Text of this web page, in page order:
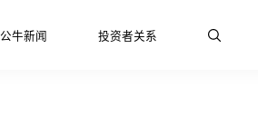
公牛新闻 投资者关系